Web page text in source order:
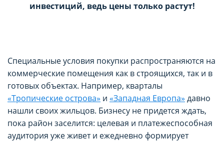
инвестиций, ведь цены только растут!
Специальные условия покупки распространяются на
коммерческие помещения как в строящихся, так и в
готовых объектах. Например, кварталы
«Тропические острова» и «Западная Европа» давно
нашли своих жильцов. Бизнесу не придется ждать,
пока район заселится: целевая и платежеспособная
аудитория уже живет и ежедневно формирует